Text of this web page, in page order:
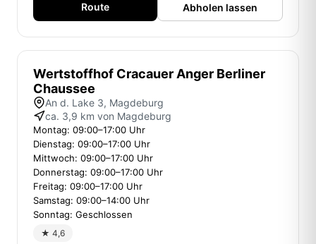
Route Abholen lassen
Wertstoffhof Cracauer Anger Berliner
Chaussee
An d. Lake 3, Magdeburg
ca. 3,9 km von Magdeburg
Montag: 09:00–17:00 Uhr
Dienstag: 09:00–17:00 Uhr
Mittwoch: 09:00–17:00 Uhr
Donnerstag: 09:00–17:00 Uhr
Freitag: 09:00–17:00 Uhr
Samstag: 09:00–14:00 Uhr
Sonntag: Geschlossen
★ 4,6